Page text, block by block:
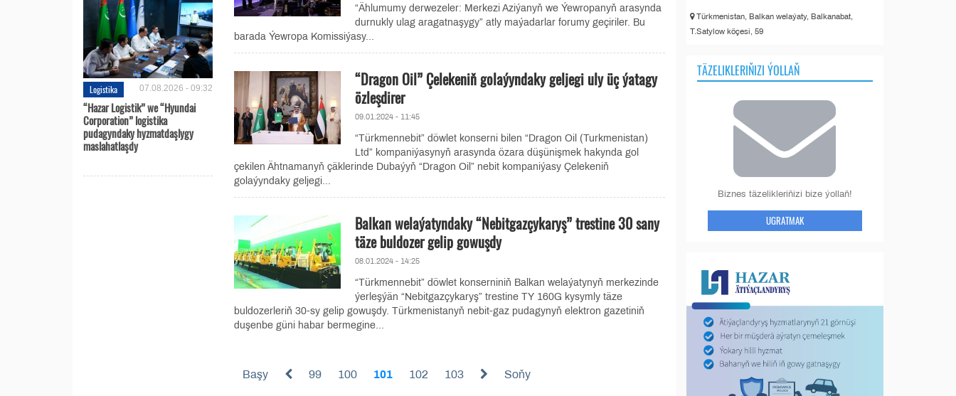
Logistika 07.08.2026 - 09:32
“Hazar Logistik” we “Hyundai
Corporation” logistika
pudagyndaky hyzmatdaşlygy
maslahatlaşdy
“Ählumumy derwezeler: Merkezi Aziýanyň we Ýewropanyň arasynda
durnukly ulag aragatnaşygy” atly maýadarlar forumy geçiriler. Bu
barada Ýewropa Komissiýasy...
“Dragon Oil” Çelekeniň golaýyndaky geljegi uly üç ýatagy
özleşdirer
09.01.2024 - 11:45
“Türkmennebit” döwlet konserni bilen “Dragon Oil (Turkmenistan)
Ltd” kompaniýasynyň arasynda özara düşünişmek hakynda gol
çekilen Ähtnamanyň çäklerinde Dubaýyň “Dragon Oil” nebit kompaniýasy Çelekeniň
golaýyndaky geljegi...
Balkan welaýatyndaky “Nebitgazçykaryş” trestine 30 sany
täze buldozer gelip gowuşdy
08.01.2024 - 14:25
“Türkmennebit” döwlet konserniniň Balkan welaýatynyň merkezinde
ýerleşýän “Nebitgazçykaryş” trestine TY 160G kysymly täze
buldozerleriň 30-sy gelip gowuşdy. Türkmenistanyň nebit-gaz pudagynyň elektron gazetiniň
duşenbe güni habar bermegine...
Başy 99 100 101 102 103 Soňy
Türkmenistan, Balkan welaýaty, Balkanabat,
T.Satylow köçesi, 59
TÄZELIKLERIŇIZI ÝOLLAŇ
Biznes täzelikleriňizi bize ýollaň!
UGRATMAK